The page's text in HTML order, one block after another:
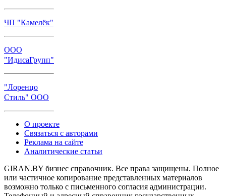
ЧП "Камелёк"
ООО
"ИдисаГрупп"
"Лоренцо
Стиль" ООО
О проекте
Связаться с авторами
Реклама на сайте
Аналитические статьи
GIRAN.BY бизнес справочник. Все права защищены. Полное
или частичное копирование представленных материалов
возможно только с письменного согласия администрации.